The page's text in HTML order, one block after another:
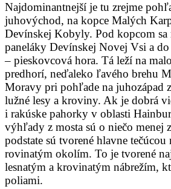
Najdominantnejší je tu zrejme
juhovýchod, na kopce Malých
Devínskej Kobyly. Pod kopcom sa
paneláky Devínskej Novej Vsi a
– pieskovcová hora. Tá leží na
predhorí, neďaleko ľavého brehu
Moravy pri pohľade na juhozápad
lužné lesy a kroviny. Ak je dobrá
i rakúske pahorky v oblasti
výhľady z mosta sú o niečo menej
podstate sú tvorené hlavne tečúcou
rovinatým okolím. To je tvorené
lesnatým a krovinatým nábrežím,
poliami.